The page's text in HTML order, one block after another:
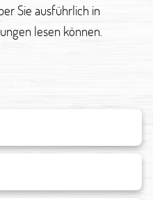
Sie ausführlich in
lesen können.